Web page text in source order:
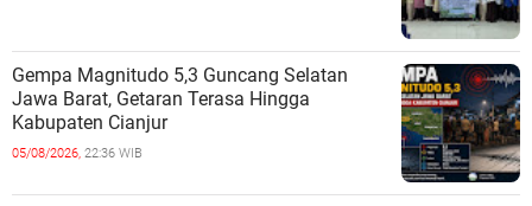
Gempa Magnitudo 5,3 Guncang Selatan
Jawa Barat, Getaran Terasa Hingga
Kabupaten Cianjur
05/08/2026, 22:36 WIB